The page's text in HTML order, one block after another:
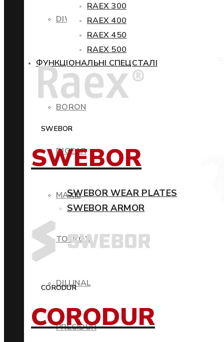
DIWIND
ФУНКЦІОНАЛЬНІ СПЕЦСТАЛІ
BORON
DIGEAR
MAXIL
TOOLOX
DILLINAL
PRECIDUR
RAEX 300
RAEX 400
RAEX 450
RAEX 500
SWEBOR
SWEBOR
SWEBOR WEAR PLATES
SWEBOR ARMOR
CORODUR
CORODUR